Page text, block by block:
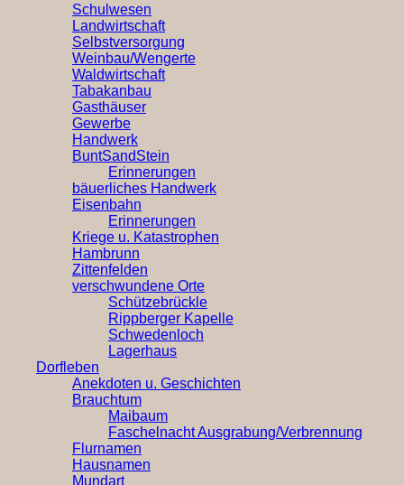
Schulwesen
Landwirtschaft
Selbstversorgung
Weinbau/Wengerte
Waldwirtschaft
Tabakanbau
Gasthäuser
Gewerbe
Handwerk
BuntSandStein
Erinnerungen
bäuerliches Handwerk
Eisenbahn
Erinnerungen
Kriege u. Katastrophen
Hambrunn
Zittenfelden
verschwundene Orte
Schützebrückle
Rippberger Kapelle
Schwedenloch
Lagerhaus
Dorfleben
Anekdoten u. Geschichten
Brauchtum
Maibaum
Faschelnacht Ausgrabung/Verbrennung
Flurnamen
Hausnamen
Mundart